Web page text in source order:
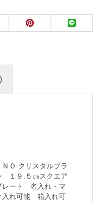
ＮＯ クリスタルブラ
１９.５㎝スクエア
レート 名入れ・マ
入れ可能 箱入れ可